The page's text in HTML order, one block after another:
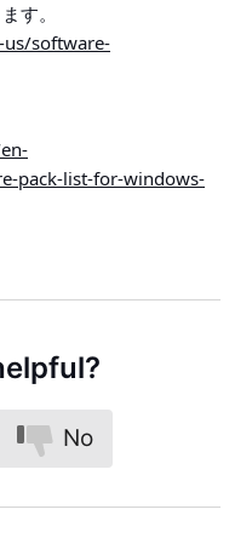
す。
software-
pack-list-for-windows-
No